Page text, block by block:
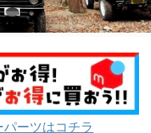
ーツはコチラ